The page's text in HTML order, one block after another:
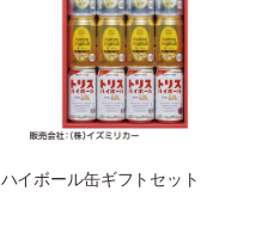
ハイボール缶ギフトセット